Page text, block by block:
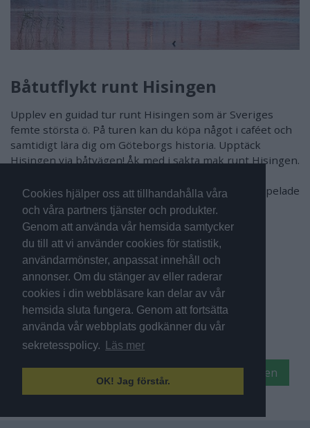
Cookies hjälper oss att tillhandahålla våra
och våra partners tjänster och produkter.
Genom att använda vår hemsida samtycker
du till att vi använder cookies för statistik,
användarmönster, anpassat innehåll och
annonser. Om du stänger av eller raderar
cookies i din webbläsare kan delar av vår
hemsida sluta fungera. Genom att fortsätta
använda vår webbplats godkänner du vår
sekretesspolicy.
Läs mer
OK! Jag förstår.
Båtutflykt runt Hisingen
Upplev en guidad tur runt Hisingen som är Sveriges
femte största ö. På turen kan du köpa något i caféet och
samtidigt lära dig om Göteborgs historia. Upptäck
Hisingen via båtvägen! Åk med i sakta mak runt Hisingen.
kulturlandskap m.m. Under färden guidas ni via inspelade
guidning på svenska och engelska. Sitt gärna på
soldäcket på övre plan.
Önskar ni äta middag ombord behöver ni förboka
alternativetMiddagskryssning runt Hisingen
Säsong:17 apr - 26 sep, 2026
Avgår:Lilla BommenTid:4 tim
Köp biljett till Båtutflykt runt Hisingen
Köp biljett till Middagskryssning runt Hisingen